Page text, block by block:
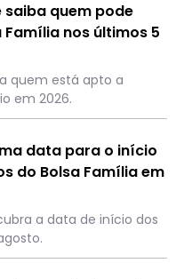
saiba quem pode
Família nos últimos 5
quem está apto a
em 2026.
data para o início
do Bolsa Família em
a data de início dos